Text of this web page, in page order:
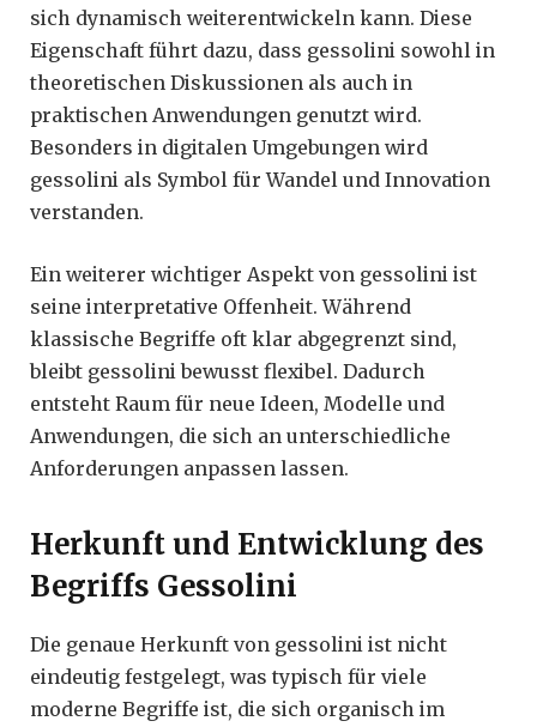
sich dynamisch weiterentwickeln kann. Diese
Eigenschaft führt dazu, dass gessolini sowohl in
theoretischen Diskussionen als auch in
praktischen Anwendungen genutzt wird.
Besonders in digitalen Umgebungen wird
gessolini als Symbol für Wandel und Innovation
verstanden.
Ein weiterer wichtiger Aspekt von gessolini ist
seine interpretative Offenheit. Während
klassische Begriffe oft klar abgegrenzt sind,
bleibt gessolini bewusst flexibel. Dadurch
entsteht Raum für neue Ideen, Modelle und
Anwendungen, die sich an unterschiedliche
Anforderungen anpassen lassen.
Herkunft und Entwicklung des
Begriffs Gessolini
Die genaue Herkunft von gessolini ist nicht
eindeutig festgelegt, was typisch für viele
moderne Begriffe ist, die sich organisch im